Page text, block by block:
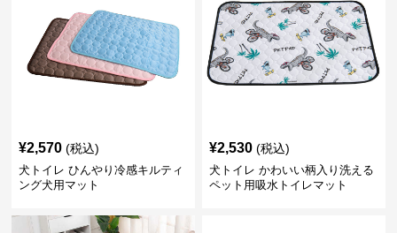
¥2,570 (税込)
犬トイレ ひんやり冷感キルティ
ング犬用マット
¥2,530 (税込)
犬トイレ かわいい柄入り洗える
ペット用吸水トイレマット